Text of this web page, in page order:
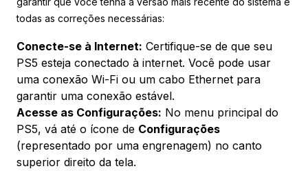
todas as correções necessárias:
Conecte-se à Internet: Certifique-se de que seu
PS5 esteja conectado à internet. Você pode usar
uma conexão Wi-Fi ou um cabo Ethernet para
garantir uma conexão estável.
Acesse as Configurações: No menu principal do
PS5, vá até o ícone de Configurações
(representado por uma engrenagem) no canto
superior direito da tela.